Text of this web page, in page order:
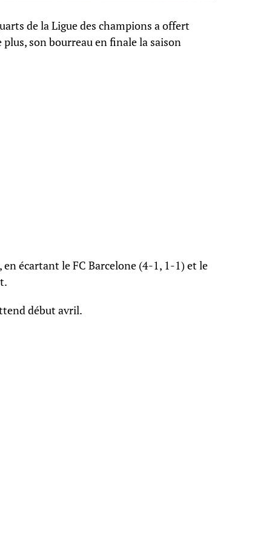
de la Ligue des champions a offert
plus, son bourreau en finale la saison
en écartant le FC Barcelone (4-1, 1-1) et le
début avril.